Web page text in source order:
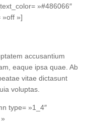
»#486066″
»off »]
accusantium
eaque ipsa quae. Ab
vitae dictasunt
voluptas.
type= »1_4″